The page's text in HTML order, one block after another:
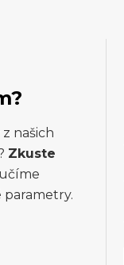
našich
Zkuste